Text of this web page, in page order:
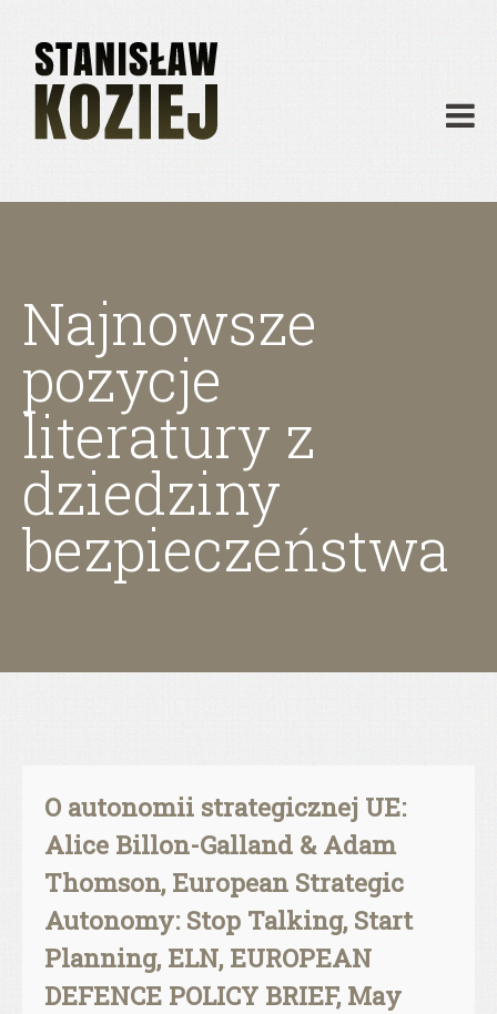
Publikacje
Działalność
Materiały dydaktyczne
Najnowsze
pozycje
literatury z
dziedziny
bezpieczeństwa
O autonomii strategicznej UE:
Alice Billon-Galland & Adam
Thomson, European Strategic
Autonomy: Stop Talking, Start
Planning, ELN, EUROPEAN
DEFENCE POLICY BRIEF, May